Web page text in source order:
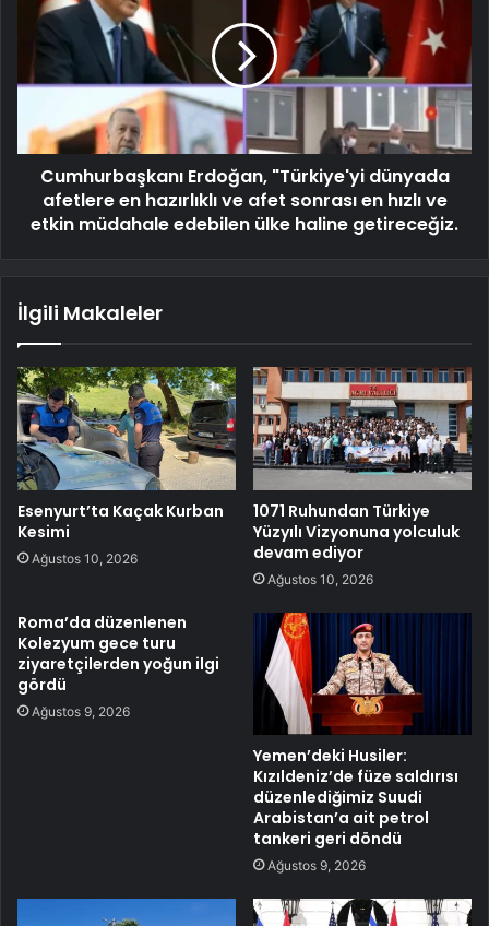
Cumhurbaşkanı Erdoğan, "Türkiye'yi dünyada
afetlere en hazırlıklı ve afet sonrası en hızlı ve
etkin müdahale edebilen ülke haline getireceğiz.
İlgili Makaleler
Esenyurt’ta Kaçak Kurban
Kesimi
Ağustos 10, 2026
1071 Ruhundan Türkiye
Yüzyılı Vizyonuna yolculuk
devam ediyor
Ağustos 10, 2026
Roma’da düzenlenen
Kolezyum gece turu
ziyaretçilerden yoğun ilgi
gördü
Ağustos 9, 2026
Yemen’deki Husiler:
Kızıldeniz’de füze saldırısı
düzenlediğimiz Suudi
Arabistan’a ait petrol
tankeri geri döndü
Ağustos 9, 2026